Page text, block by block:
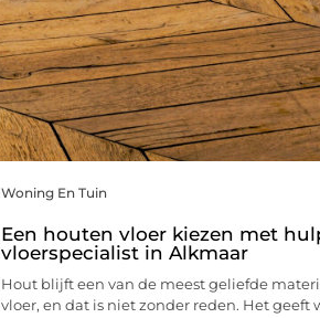
Woning En Tuin
Een houten vloer kiezen met
vloerspecialist in Alkmaar
Hout blijft een van de meest geliefde
vloer, en dat is niet zonder reden. Het geeft